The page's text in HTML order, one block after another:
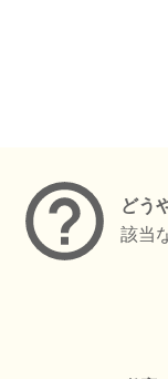
どう
該当